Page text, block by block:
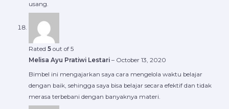
usang.
Rated 5out of 5
Melisa Ayu Pratiwi Lestari – October 13, 2020
Bimbel ini mengajarkan saya cara mengelola waktu belajar
dengan baik, sehingga saya bisa belajar secara efektif dan tidak
merasa terbebani dengan banyaknya materi.